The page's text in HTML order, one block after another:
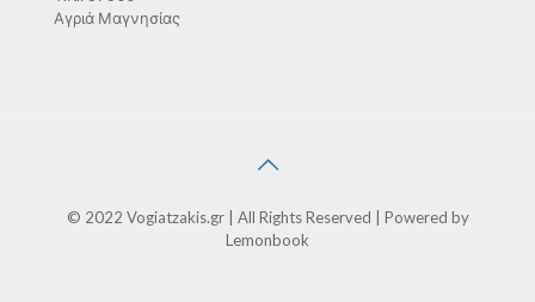
Αγριά Μαγνησίας
© 2022 Vogiatzakis.gr | All Rights Reserved | Powered by
Lemonbook